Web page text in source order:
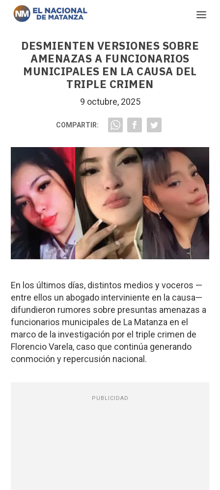
DESMIENTEN VERSIONES SOBRE
AMENAZAS A FUNCIONARIOS
MUNICIPALES EN LA CAUSA DEL
TRIPLE CRIMEN
9 octubre, 2025
COMPARTIR:
En los últimos días, distintos medios y voceros —
entre ellos un abogado interviniente en la causa—
difundieron rumores sobre presuntas amenazas a
funcionarios municipales de La Matanza en el
marco de la investigación por el triple crimen de
Florencio Varela, caso que continúa generando
conmoción y repercusión nacional.
PUBLICIDAD